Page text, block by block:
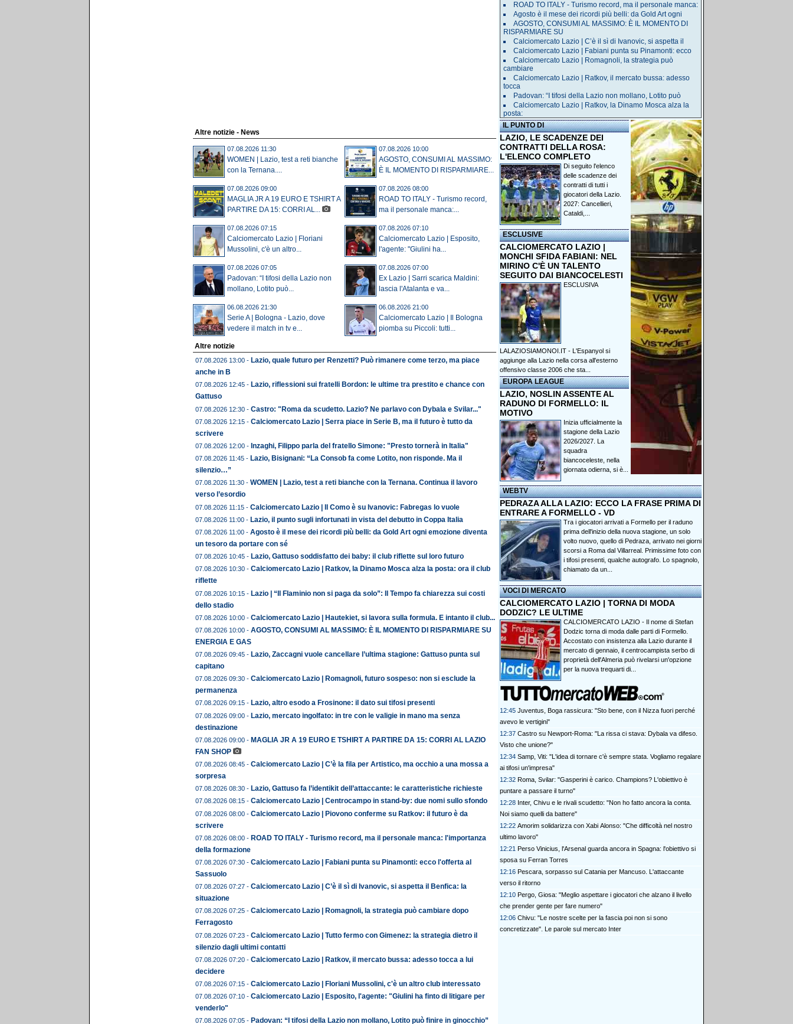
Altre notizie - News
07.08.2026 11:30
WOMEN | Lazio, test a reti bianche
con la Ternana....
07.08.2026 10:00
AGOSTO, CONSUMI AL MASSIMO:
È IL MOMENTO DI RISPARMIARE...
07.08.2026 09:00
MAGLIA JR A 19 EURO E TSHIRT A
PARTIRE DA 15: CORRI AL...
07.08.2026 08:00
ROAD TO ITALY - Turismo record,
ma il personale manca:...
07.08.2026 07:15
Calciomercato Lazio | Floriani
Mussolini, c'è un altro...
07.08.2026 07:10
Calciomercato Lazio | Esposito,
l'agente: "Giulini ha...
07.08.2026 07:05
Padovan: “I tifosi della Lazio non
mollano, Lotito può...
07.08.2026 07:00
Ex Lazio | Sarri scarica Maldini:
lascia l'Atalanta e va...
06.08.2026 21:30
Serie A | Bologna - Lazio, dove
vedere il match in tv e...
06.08.2026 21:00
Calciomercato Lazio | Il Bologna
piomba su Piccoli: tutti...
Altre notizie
07.08.2026 13:00 - Lazio, quale futuro per Renzetti? Può rimanere come terzo, ma piace
anche in B
07.08.2026 12:45 - Lazio, riflessioni sui fratelli Bordon: le ultime tra prestito e chance con
Gattuso
07.08.2026 12:30 - Castro: "Roma da scudetto. Lazio? Ne parlavo con Dybala e Svilar..."
07.08.2026 12:15 - Calciomercato Lazio | Serra piace in Serie B, ma il futuro è tutto da
scrivere
07.08.2026 12:00 - Inzaghi, Filippo parla del fratello Simone: "Presto tornerà in Italia"
07.08.2026 11:45 - Lazio, Bisignani: “La Consob fa come Lotito, non risponde. Ma il
silenzio…”
07.08.2026 11:30 - WOMEN | Lazio, test a reti bianche con la Ternana. Continua il lavoro
verso l’esordio
07.08.2026 11:15 - Calciomercato Lazio | Il Como è su Ivanovic: Fabregas lo vuole
07.08.2026 11:00 - Lazio, il punto sugli infortunati in vista del debutto in Coppa Italia
07.08.2026 11:00 - Agosto è il mese dei ricordi più belli: da Gold Art ogni emozione diventa
un tesoro da portare con sé
07.08.2026 10:45 - Lazio, Gattuso soddisfatto dei baby: il club riflette sul loro futuro
07.08.2026 10:30 - Calciomercato Lazio | Ratkov, la Dinamo Mosca alza la posta: ora il club
riflette
07.08.2026 10:15 - Lazio | “Il Flaminio non si paga da solo”: Il Tempo fa chiarezza sui costi
dello stadio
07.08.2026 10:00 - Calciomercato Lazio | Hautekiet, si lavora sulla formula. E intanto il club...
07.08.2026 10:00 - AGOSTO, CONSUMI AL MASSIMO: È IL MOMENTO DI RISPARMIARE SU
ENERGIA E GAS
07.08.2026 09:45 - Lazio, Zaccagni vuole cancellare l’ultima stagione: Gattuso punta sul
capitano
07.08.2026 09:30 - Calciomercato Lazio | Romagnoli, futuro sospeso: non si esclude la
permanenza
07.08.2026 09:15 - Lazio, altro esodo a Frosinone: il dato sui tifosi presenti
07.08.2026 09:00 - Lazio, mercato ingolfato: in tre con le valigie in mano ma senza
destinazione
07.08.2026 09:00 - MAGLIA JR A 19 EURO E TSHIRT A PARTIRE DA 15: CORRI AL LAZIO
FAN SHOP
07.08.2026 08:45 - Calciomercato Lazio | C’è la fila per Artistico, ma occhio a una mossa a
sorpresa
07.08.2026 08:30 - Lazio, Gattuso fa l’identikit dell’attaccante: le caratteristiche richieste
07.08.2026 08:15 - Calciomercato Lazio | Centrocampo in stand-by: due nomi sullo sfondo
07.08.2026 08:00 - Calciomercato Lazio | Piovono conferme su Ratkov: il futuro è da
scrivere
07.08.2026 08:00 - ROAD TO ITALY - Turismo record, ma il personale manca: l'importanza
della formazione
07.08.2026 07:30 - Calciomercato Lazio | Fabiani punta su Pinamonti: ecco l'offerta al
Sassuolo
07.08.2026 07:27 - Calciomercato Lazio | C’è il sì di Ivanovic, si aspetta il Benfica: la
situazione
07.08.2026 07:25 - Calciomercato Lazio | Romagnoli, la strategia può cambiare dopo
Ferragosto
07.08.2026 07:23 - Calciomercato Lazio | Tutto fermo con Gimenez: la strategia dietro il
silenzio dagli ultimi contatti
07.08.2026 07:20 - Calciomercato Lazio | Ratkov, il mercato bussa: adesso tocca a lui
decidere
07.08.2026 07:15 - Calciomercato Lazio | Floriani Mussolini, c'è un altro club interessato
07.08.2026 07:10 - Calciomercato Lazio | Esposito, l'agente: "Giulini ha finto di litigare per
venderlo"
07.08.2026 07:05 - Padovan: “I tifosi della Lazio non mollano, Lotito può finire in ginocchio”
ROAD TO ITALY - Turismo record, ma il personale manca:
Agosto è il mese dei ricordi più belli: da Gold Art ogni
AGOSTO, CONSUMI AL MASSIMO: È IL MOMENTO DI
RISPARMIARE SU
Calciomercato Lazio | C’è il sì di Ivanovic, si aspetta il
Calciomercato Lazio | Fabiani punta su Pinamonti: ecco
Calciomercato Lazio | Romagnoli, la strategia può
cambiare
Calciomercato Lazio | Ratkov, il mercato bussa: adesso
tocca
Padovan: “I tifosi della Lazio non mollano, Lotito può
Calciomercato Lazio | Ratkov, la Dinamo Mosca alza la
posta:
IL PUNTO DI
LAZIO, LE SCADENZE DEI
CONTRATTI DELLA ROSA:
L'ELENCO COMPLETO
Di seguito l'elenco
delle scadenze dei
contratti di tutti i
giocatori della Lazio.
2027: Cancellieri,
Cataldi,...
ESCLUSIVE
CALCIOMERCATO LAZIO |
MONCHI SFIDA FABIANI: NEL
MIRINO C'È UN TALENTO
SEGUITO DAI BIANCOCELESTI
ESCLUSIVA
LALAZIOSIAMONOI.IT - L'Espanyol si
aggiunge alla Lazio nella corsa all'esterno
offensivo classe 2006 che sta...
EUROPA LEAGUE
LAZIO, NOSLIN ASSENTE AL
RADUNO DI FORMELLO: IL
MOTIVO
Inizia ufficialmente la
stagione della Lazio
2026/2027. La
squadra
biancoceleste, nella
giornata odierna, si è...
WEBTV
PEDRAZA ALLA LAZIO: ECCO LA FRASE PRIMA DI
ENTRARE A FORMELLO - VD
Tra i giocatori arrivati a Formello per il raduno
prima dell'inizio della nuova stagione, un solo
volto nuovo, quello di Pedraza, arrivato nei giorni
scorsi a Roma dal Villarreal. Primissime foto con
i tifosi presenti, qualche autografo. Lo spagnolo,
chiamato da un...
VOCI DI MERCATO
CALCIOMERCATO LAZIO | TORNA DI MODA
DODZIC? LE ULTIME
CALCIOMERCATO LAZIO - Il nome di Stefan
Dodzic torna di moda dalle parti di Formello.
Accostato con insistenza alla Lazio durante il
mercato di gennaio, il centrocampista serbo di
proprietà dell'Almeria può rivelarsi un'opzione
per la nuova trequarti di...
12:45 Juventus, Boga rassicura: "Sto bene, con il Nizza fuori perché
avevo le vertigini"
12:37 Castro su Newport-Roma: "La rissa ci stava: Dybala va difeso.
Visto che unione?"
12:34 Samp, Viti: "L'idea di tornare c'è sempre stata. Vogliamo regalare
ai tifosi un'impresa"
12:32 Roma, Svilar: "Gasperini è carico. Champions? L'obiettivo è
puntare a passare il turno"
12:28 Inter, Chivu e le rivali scudetto: "Non ho fatto ancora la conta.
Noi siamo quelli da battere"
12:22 Amorim solidarizza con Xabi Alonso: "Che difficoltà nel nostro
ultimo lavoro"
12:21 Perso Vinicius, l'Arsenal guarda ancora in Spagna: l'obiettivo si
sposa su Ferran Torres
12:16 Pescara, sorpasso sul Catania per Mancuso. L'attaccante
verso il ritorno
12:10 Pergo, Giosa: "Meglio aspettare i giocatori che alzano il livello
che prender gente per fare numero"
12:06 Chivu: "Le nostre scelte per la fascia poi non si sono
concretizzate". Le parole sul mercato Inter